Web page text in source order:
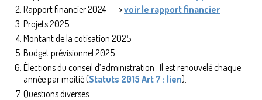
VIE AU CENTRE – ACTUALITES
NOUS AIDER ?
FAQ
PARRAINS
Rapport financier 2024 —–>voir le rapport financier
Projets 2025
Montant de la cotisation 2025
Budget prévisionnel 2025
Élections du conseil d’administration : Il est renouvelé chaque
année par moitié (Statuts 2015 Art 7 : lien).
Questions diverses